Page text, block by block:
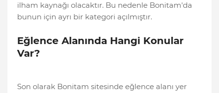
ilham kaynağı olacaktır. Bu nedenle Bonitam'da
bunun için ayrı bir kategori açılmıştır.
Eğlence Alanında Hangi Konular
Var?
Son olarak Bonitam sitesinde eğlence alanı yer